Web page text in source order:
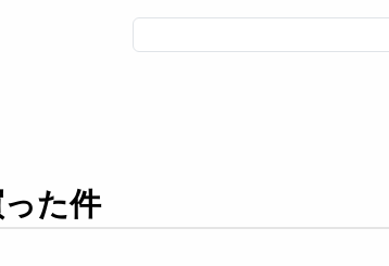
た件